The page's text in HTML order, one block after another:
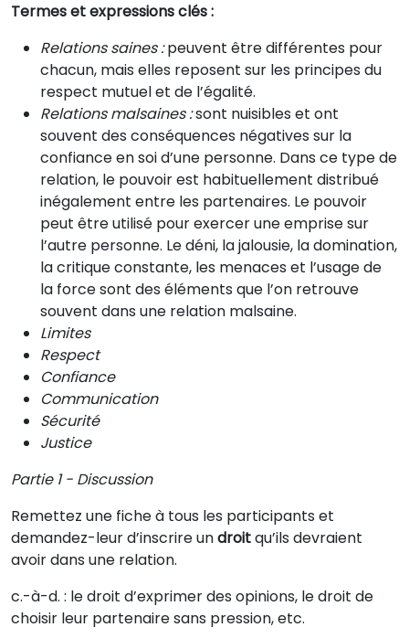
Termes et expressions clés :
Relations saines :peuvent être différentes pour
chacun, mais elles reposent sur les principes du
respect mutuel et de l’égalité.
Relations malsaines :sont nuisibles et ont
souvent des conséquences négatives sur la
confiance en soi d’une personne. Dans ce type de
relation, le pouvoir est habituellement distribué
inégalement entre les partenaires. Le pouvoir
peut être utilisé pour exercer une emprise sur
l’autre personne. Le déni, la jalousie, la domination,
la critique constante, les menaces et l’usage de
la force sont des éléments que l’on retrouve
souvent dans une relation malsaine.
Limites
Respect
Confiance
Communication
Sécurité
Justice
Partie 1 - Discussion
Remettez une fiche à tous les participants et
demandez-leur d’inscrire undroitqu’ils devraient
avoir dans une relation.
c.-à-d. : le droit d’exprimer des opinions, le droit de
choisir leur partenaire sans pression, etc.